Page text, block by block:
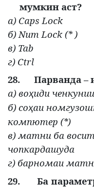
мумкин аст?
а) Caps Lock
б) Num Lock (* )
в) Tab
г) Ctrl
28.
Парванда
а) воҳиди
б) соҳаи
компютер (*)
в) матни ба
чопкардашуда
г) барномаи
29. Ба